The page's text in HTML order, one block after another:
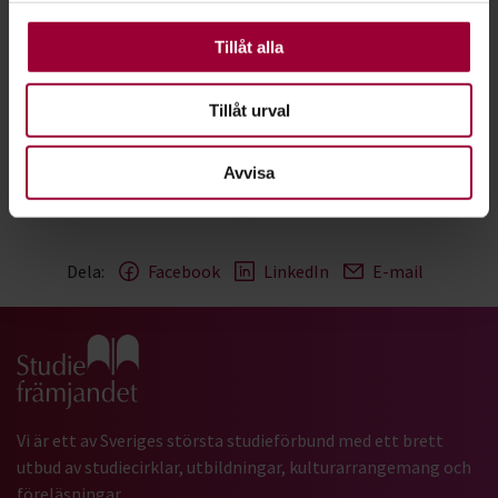
Tillåt alla
Tillåt urval
Avvisa
Rollspel-Studiematerial.pdf
Dela: Facebook LinkedIn E-mail
Gå till studiefrämjandets startsida
Vi är ett av Sveriges största studieförbund med ett brett
utbud av studiecirklar, utbildningar, kulturarrangemang och